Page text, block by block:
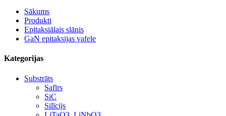
Sākums
Produkti
Epitaksiālais slānis
GaN epitaksijas vafele
Kategorijas
Substrāts
Safīrs
SiC
Silīcijs